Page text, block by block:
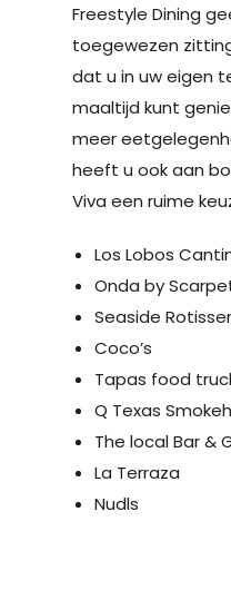
Freestyle Dining
toegewezen
dat u in uw eigen
maaltijd kunt
meer
heeft u ook aan
Viva een ruime
Los Lobos
Onda by
Seaside
Coco’s
Tapas food
Q Texas
The local Bar &
La Terraza
Nudls